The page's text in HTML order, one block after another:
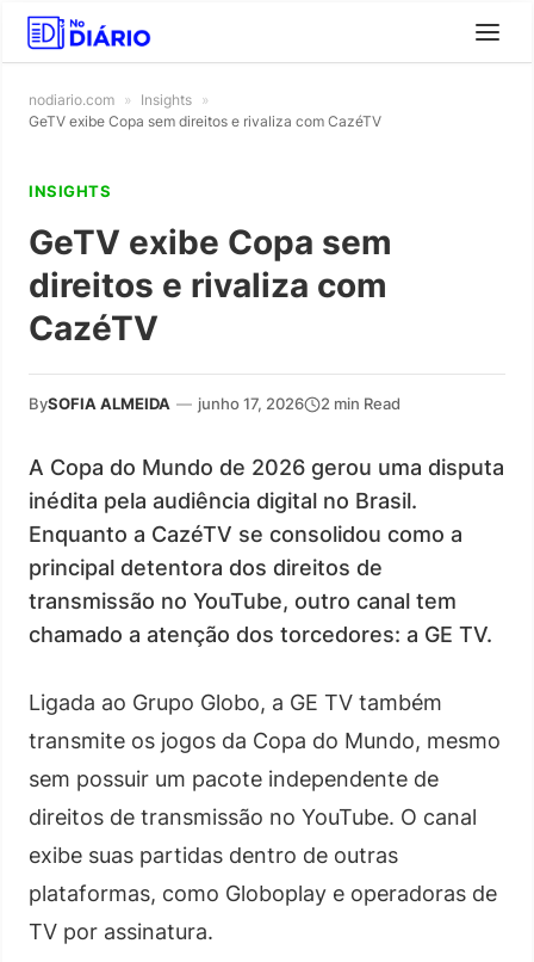
nodiario.com » Insights »
GeTV exibe Copa sem direitos e rivaliza com CazéTV
INSIGHTS
GeTV exibe Copa sem
direitos e rivaliza com
CazéTV
BySOFIA ALMEIDA — junho 17, 2026 2 min Read
A Copa do Mundo de 2026 gerou uma disputa
inédita pela audiência digital no Brasil.
Enquanto a CazéTV se consolidou como a
principal detentora dos direitos de
transmissão no YouTube, outro canal tem
chamado a atenção dos torcedores: a GE TV.
Ligada ao Grupo Globo, a GE TV também
transmite os jogos da Copa do Mundo, mesmo
sem possuir um pacote independente de
direitos de transmissão no YouTube. O canal
exibe suas partidas dentro de outras
plataformas, como Globoplay e operadoras de
TV por assinatura.